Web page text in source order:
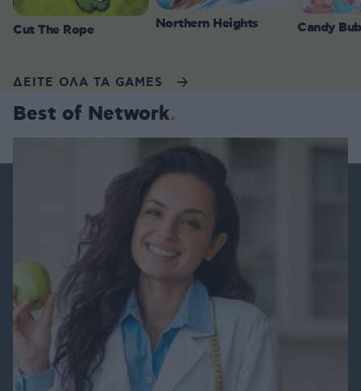
Cut The Rope Northern Heights Candy
ΔΕΙΤΕ ΟΛΑ ΤΑ GAMES
Best of Network